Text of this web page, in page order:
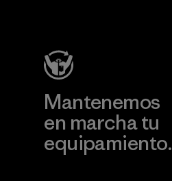
Mantenemos
en marcha tu
equipamiento.